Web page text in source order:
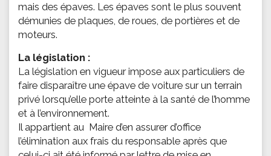
mais des épaves. Les épaves sont le plus souvent
démunies de plaques, de roues, de portières et de
moteurs.
La législation :
La législation en vigueur impose aux particuliers de
faire disparaître une épave de voiture sur un terrain
privé lorsqu’elle porte atteinte à la santé de l’homme
et à l’environnement.
Il appartient au Maire d’en assurer d’office
l’élimination aux frais du responsable après que